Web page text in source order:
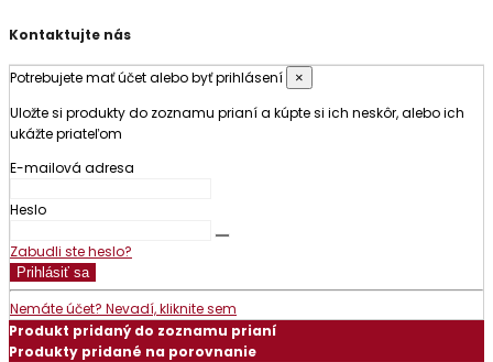
Kontaktujte nás
Potrebujete mať účet alebo byť prihlásení ×
Uložte si produkty do zoznamu prianí a kúpte si ich neskôr, alebo ich
ukážte priateľom
E-mailová adresa
Heslo
Zabudli ste heslo?
Prihlásiť sa
Nemáte účet? Nevadí, kliknite sem
Produkt pridaný do zoznamu prianí
Produkty pridané na porovnanie